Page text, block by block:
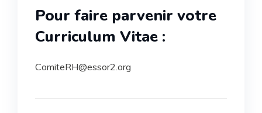
Pour faire parvenir votre
Curriculum Vitae :
ComiteRH@essor2.org